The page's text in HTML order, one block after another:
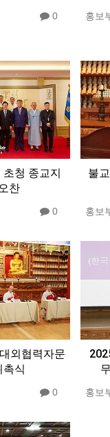
0 홍보
청 종교지
찬
0
불
홍보
외협력자문
촉식
0 홍보